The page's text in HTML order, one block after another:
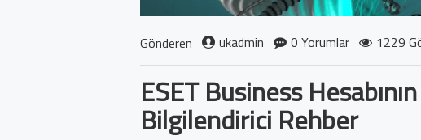
Gönderen ukadmin 0 Yorumlar 1229
ESET Business
Bilgilendirici Rehber